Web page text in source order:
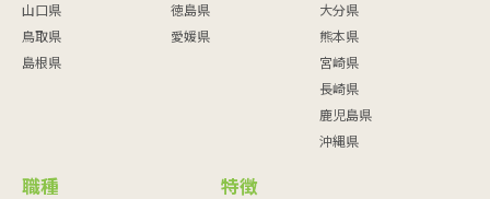
山口県
鳥取県
島根県
徳島県
愛媛県
大分県
熊本県
宮崎県
長崎県
鹿児島県
沖縄県
職種 特徴